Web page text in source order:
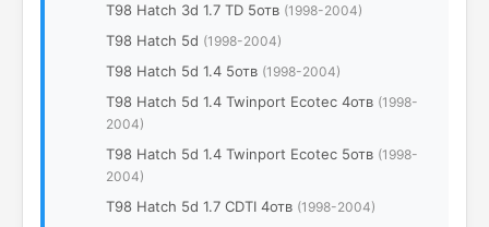
T98 Hatch 3d 1.7 TD 5отв (1998-2004)
T98 Hatch 5d (1998-2004)
T98 Hatch 5d 1.4 5отв (1998-2004)
T98 Hatch 5d 1.4 Twinport Ecotec 4отв (1998-
2004)
T98 Hatch 5d 1.4 Twinport Ecotec 5отв (1998-
2004)
T98 Hatch 5d 1.7 CDTI 4отв (1998-2004)